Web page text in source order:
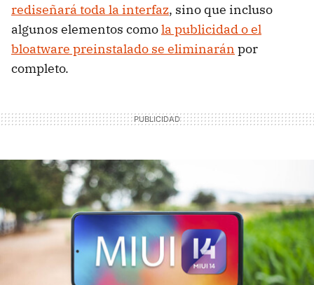
rediseñará toda la interfaz, sino que incluso
algunos elementos comola publicidad o el
bloatware preinstalado se eliminarán por
completo.